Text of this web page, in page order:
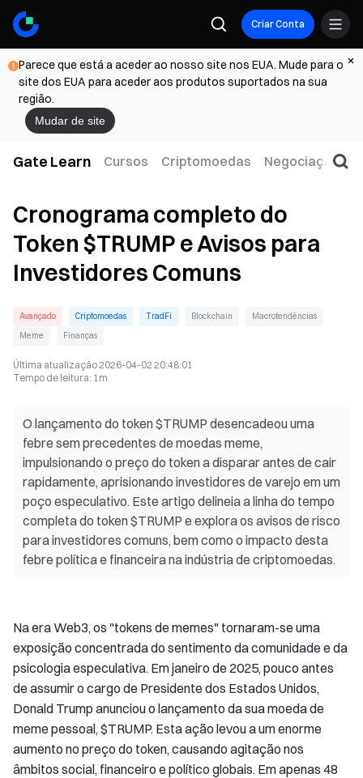
Criar Conta
Parece que está a aceder ao nosso site nos EUA. Mude para o
site dos EUA para aceder aos produtos suportados na sua
região.
Mudar de site
Gate Learn Cursos Criptomoedas Negociação
Cronograma completo do
Token $TRUMP e Avisos para
Investidores Comuns
Avançado Criptomoedas TradFi Blockchain
Macrotendências
Meme
Finanças
Última atualização2026-04-02 20:48:01
Tempo de leitura: 1m
O lançamento do token $TRUMP desencadeou uma
febre sem precedentes de moedas meme,
impulsionando o preço do token a disparar antes de cair
rapidamente, aprisionando investidores de varejo em um
poço especulativo. Este artigo delineia a linha do tempo
completa do token $TRUMP e explora os avisos de risco
para investidores comuns, bem como o impacto desta
febre política e financeira na indústria de criptomoedas.
Na era Web3, os "tokens de memes" tornaram-se uma
exposição concentrada do sentimento da comunidade e da
psicologia especulativa. Em janeiro de 2025, pouco antes
de assumir o cargo de Presidente dos Estados Unidos,
Donald Trump anunciou o lançamento da sua moeda de
meme pessoal, $TRUMP. Esta ação levou a um enorme
aumento no preço do token, causando agitação nos
âmbitos social, financeiro e político globais. Em apenas 48